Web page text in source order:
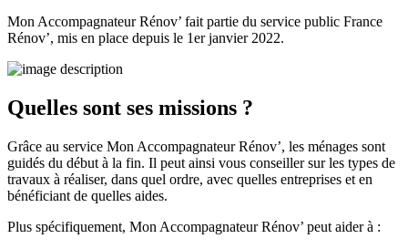
Mon Accompagnateur Rénov’ fait partie du service public France
Rénov’, mis en place depuis le 1erjanvier 2022.
Quelles sont ses missions ?
Grâce au service Mon Accompagnateur Rénov’, les ménages sont
guidés du début à la fin. Il peut ainsi vous conseiller sur les types de
travaux à réaliser, dans quel ordre, avec quelles entreprises et en
bénéficiant de quelles aides.
Plus spécifiquement, Mon Accompagnateur Rénov’ peut aider à :